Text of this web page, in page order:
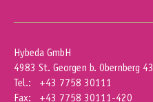
Hybeda GmbH
4983 St. Georgen b. Obernberg 43
Tel.: +43 7758 30111
Fax: +43 7758 30111-420